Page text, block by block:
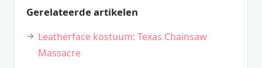
Gerelateerde artikelen
Leatherface kostuum: Texas Chainsaw
Massacre